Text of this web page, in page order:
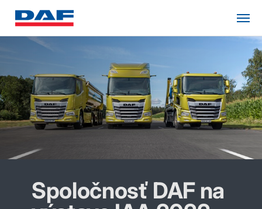
Spoločnosť DAF na